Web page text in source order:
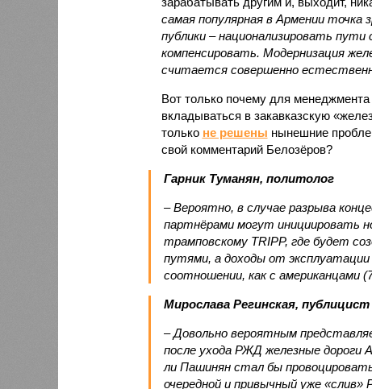
самая популярная в Армении точка
публики – национализировать
компенсировать. Модернизация
считается совершенно
Вот только почему для
вкладываться в закавказскую
только не решены нынешние
свой комментарий Белозёров?
Гарник Туманян, политолог
– Вероятно, в случае разрыва
партнёрами могут инициировать
трамповскому TRIPP, где будет
путями, а доходы от
соотношении, как с американцами
Мирослава Регинская, публицист
– Довольно вероятным
после ухода РЖД железные дороги
ли Пашинян стал бы
очередной и привычный уже